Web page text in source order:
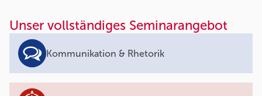
Unser vollständiges Seminarangebot
Kommunikation & Rhetorik